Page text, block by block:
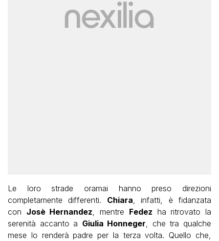
Le loro strade oramai hanno preso direzioni
completamente differenti. Chiara , infatti, è fidanzata
con Josè Hernandez , mentre Fedez ha ritrovato la
serenità accanto a Giulia Honneger , che tra qualche
mese lo renderà padre per la terza volta. Quello che,